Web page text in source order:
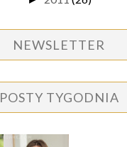
NEWSLETTER
POSTY TYGODNIA